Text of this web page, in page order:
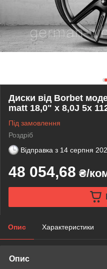
Диски від Borbet
matt 18,0" x 8,0J 5x
Під замовлення
Роздріб
Відправка з 14 серпня
48 054,68 ₴/
Опис Характеристики
Опис